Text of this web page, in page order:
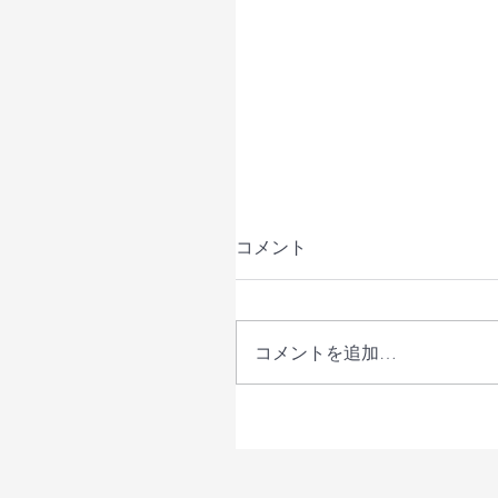
コメント
コメントを追加…